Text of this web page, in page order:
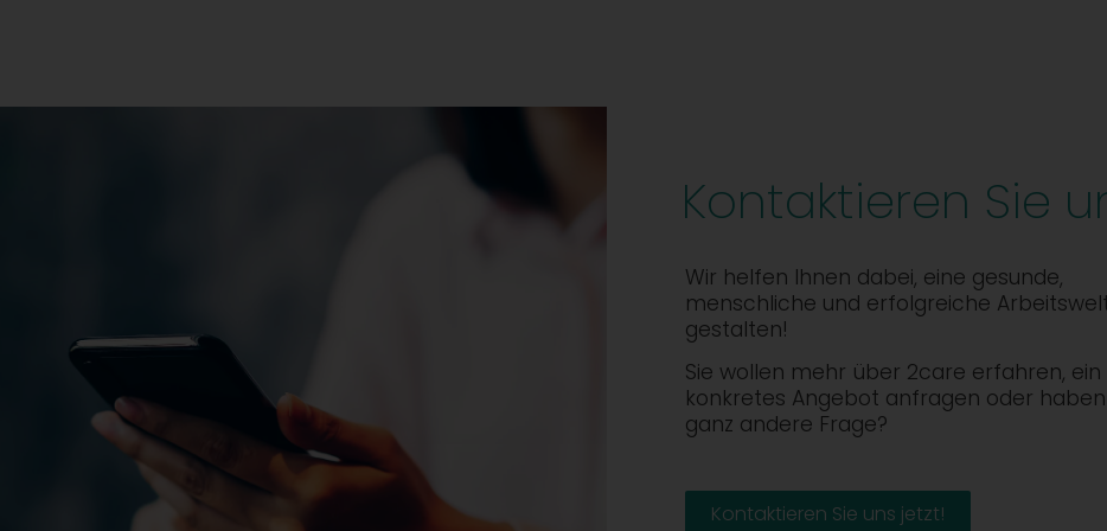
Kontaktieren Sie
Wir helfen Ihnen dabei, eine gesunde,
menschliche und erfolgreiche
gestalten!
Sie wollen mehr über 2care erfahren, ein
konkretes Angebot anfragen oder
ganz andere Frage?
Kontaktieren Sie uns jetzt!